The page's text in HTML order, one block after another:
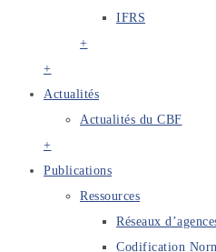
IFRS
+
+
Actualités
Actualités du CBF
+
Publications
Ressources
Réseaux
Codification